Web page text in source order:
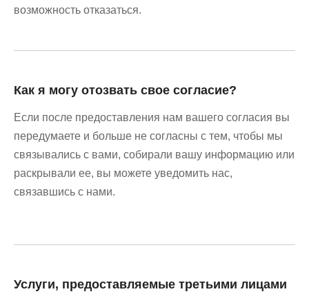
возможность отказаться.
Как я могу отозвать свое согласие?
Если после предоставления нам вашего согласия вы
передумаете и больше не согласны с тем, чтобы мы
связывались с вами, собирали вашу информацию или
раскрывали ее, вы можете уведомить нас,
связавшись с нами.
Услуги, предоставляемые третьими лицами